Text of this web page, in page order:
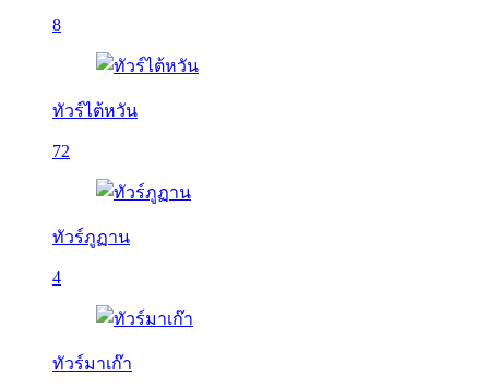
8
ทัวร์ไต้หวัน
72
ทัวร์ภูฏาน
4
ทัวร์มาเก๊า